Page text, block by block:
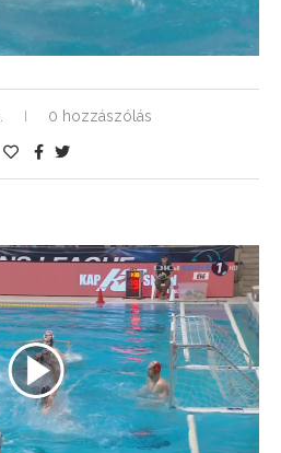
0 hozzászólás